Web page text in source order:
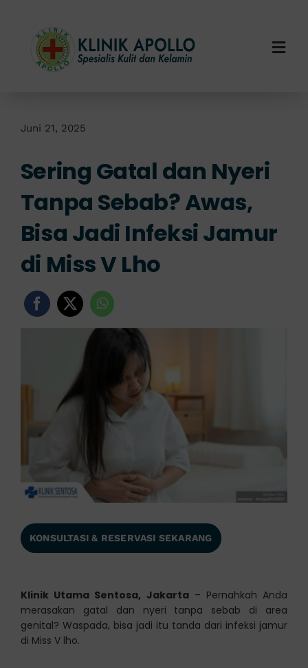
content
Layanan Kami
Info Klinik
Juni 21, 2025
Sering Gatal dan Nyeri
Tanpa Sebab? Awas,
Bisa Jadi Infeksi Jamur
di Miss V Lho
KONSULTASI & RESERVASI SEKARANG
Klinik Utama Sentosa, Jakarta– Pernahkah Anda
merasakan gatal dan nyeri tanpa sebab di area
genital? Waspada, bisa jadi itu tanda dari infeksi jamur
di Miss V lho.